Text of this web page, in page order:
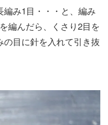
み1目・・・と、編み
編んだら、くさり2目を
目に針を入れて引き抜